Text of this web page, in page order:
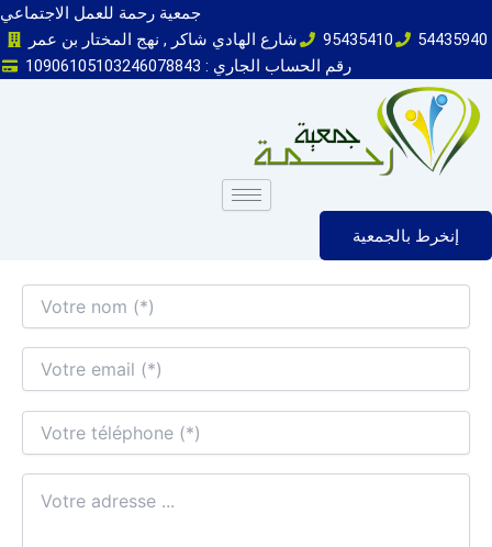
Skip
to
content
جمعية رحمة للعمل الاجتماعي
شارع الهادي شاكر , نهج المختار بن عمر
95435410
54435940
رقم الحساب الجاري : 10906105103246078843
إنخرط بالجمعية